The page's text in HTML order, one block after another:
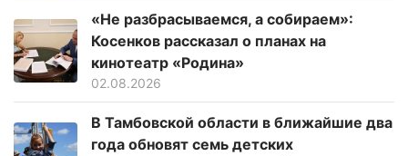
«Не разбрасываемся, а собираем»:
Косенков рассказал о планах на
кинотеатр «Родина»
02.08.2026
В Тамбовской области в ближайшие два
года обновят семь детских